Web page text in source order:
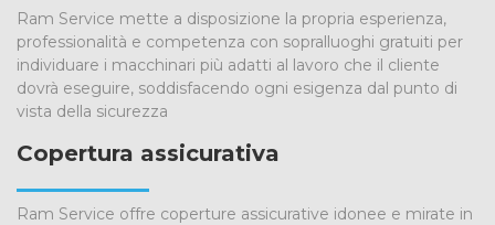
Ram Service mette a disposizione la propria esperienza,
professionalità e competenza con sopralluoghi gratuiti per
individuare i macchinari più adatti al lavoro che il cliente
dovrà eseguire, soddisfacendo ogni esigenza dal punto di
vista della sicurezza
Copertura assicurativa
Ram Service offre coperture assicurative idonee e mirate in